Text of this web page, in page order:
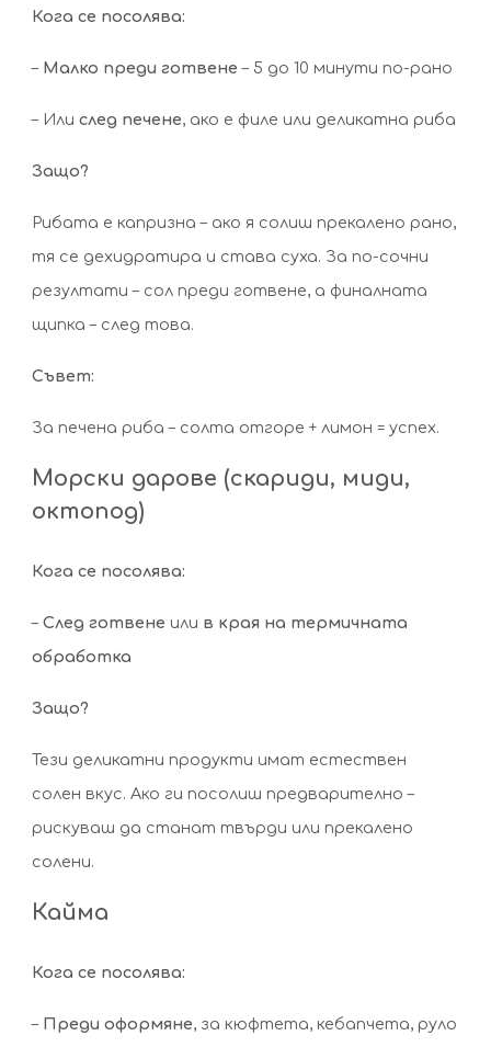
Кога се посолява:
– Малко преди готвене – 5 до 10 минути по-рано
– Или след печене, ако е филе или деликатна риба
Защо?
Рибата е капризна – ако я солиш прекалено рано,
тя се дехидратира и става суха. За по-сочни
резултати – сол преди готвене, а финалната
щипка – след това.
Съвет:
За печена риба – солта отгоре + лимон = успех.
Морски дарове (скариди, миди,
октопод)
Кога се посолява:
– След готвене или в края на термичната
обработка
Защо?
Тези деликатни продукти имат естествен
солен вкус. Ако ги посолиш предварително –
рискуваш да станат твърди или прекалено
солени.
Кайма
Кога се посолява:
– Преди оформяне, за кюфтета, кебапчета, руло